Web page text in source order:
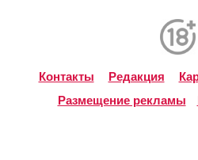
Контакты Редакция
Размещение рекламы